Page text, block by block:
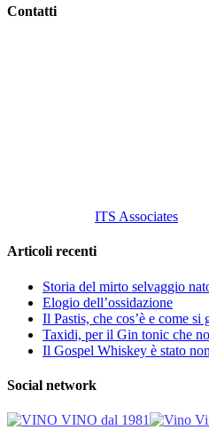
Contatti
ITS Associates
Articoli recenti
Storia del mirto selvaggio
Elogio dell’ossidazione
Il Pastis, che cos’è e come
Taxidi, per il Gin tonic che
Il Gospel Whiskey è stato
Social network